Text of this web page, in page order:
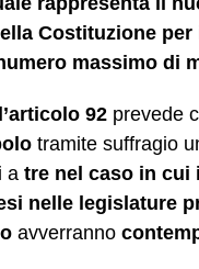
Costituzione per
massimo di
92 prevede
tramite suffragio
a tre nel caso in cui
nelle legislature
avverranno